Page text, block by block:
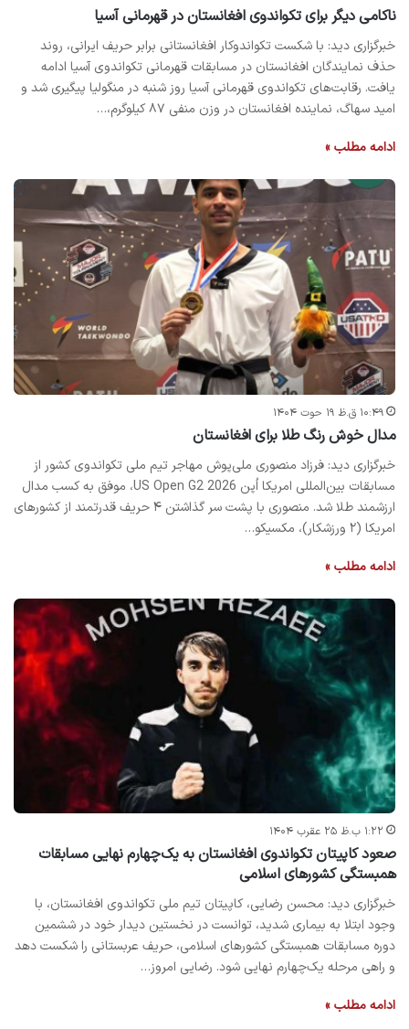
ناکامی دیگر برای تکواندوی افغانستان در قهرمانی آسیا
خبرگزاری دید: با شکست تکواندوکار افغانستانی برابر حریف ایرانی، روند
حذف نمایندگان افغانستان در مسابقات قهرمانی تکواندوی آسیا ادامه
یافت. رقابت‌های تکواندوی قهرمانی آسیا روز شنبه در منگولیا پیگیری شد و
امید سهاگ، نماینده افغانستان در وزن منفی ۸۷ کیلوگرم،…
ادامه مطلب »
۱۰:۴۹ ق.ظ ۱۹ حوت ۱۴۰۴
مدال خوش رنگ طلا برای افغانستان
خبرگزاری دید: فرزاد منصوری ملی‌پوش مهاجر تیم ملی تکواندوی کشور از
مسابقات بین‌المللی امریکا اُپن US Open G2 2026، موفق به کسب مدال
ارزشمند طلا شد. منصوری با پشت سر گذاشتن ۴ حریف قدرتمند از کشورهای
امریکا (۲ ورزشکار)، مکسیکو…
ادامه مطلب »
۱:۲۲ ب.ظ ۲۵ عقرب ۱۴۰۴
صعود کاپیتان تکواندوی افغانستان به یک‌چهارم نهایی مسابقات
همبستگی کشورهای اسلامی
خبرگزاری دید: محسن رضایی، کاپیتان تیم ملی تکواندوی افغانستان، با
وجود ابتلا به بیماری شدید، توانست در نخستین دیدار خود در ششمین
دوره مسابقات همبستگی کشورهای اسلامی، حریف عربستانی را شکست دهد
و راهی مرحله یک‌چهارم نهایی شود. رضایی امروز…
ادامه مطلب »